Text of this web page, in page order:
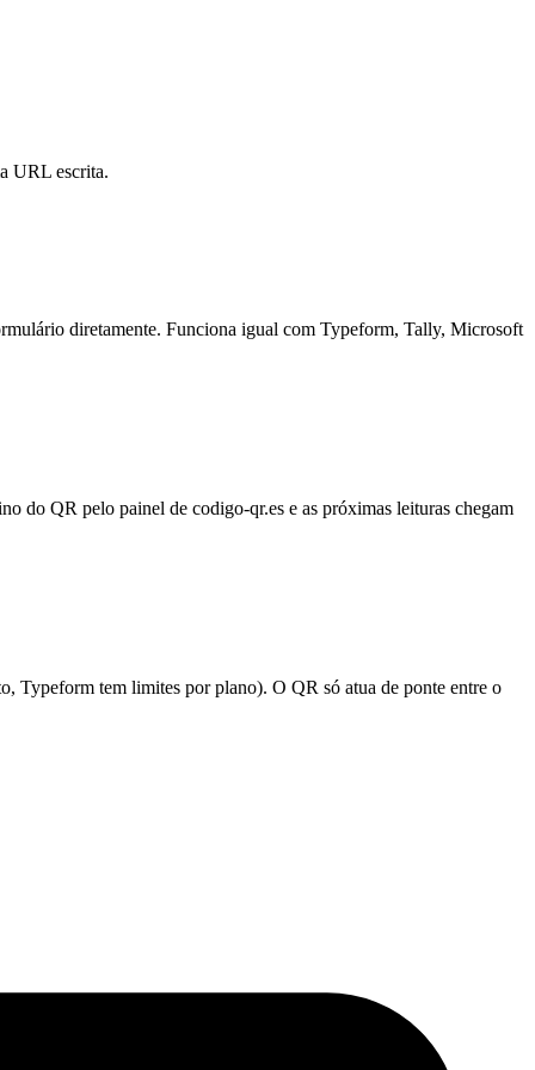
URL escrita.
diretamente. Funciona igual com Typeform, Tally, Microsoft
do QR pelo painel de codigo-qr.es e as próximas leituras chegam
Typeform tem limites por plano). O QR só atua de ponte entre o